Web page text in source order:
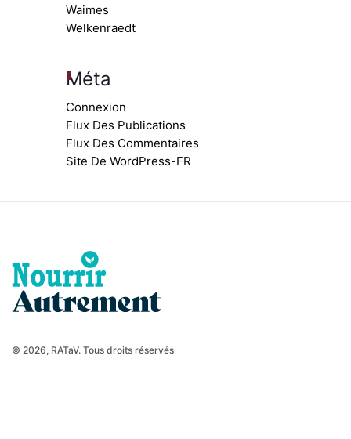
Waimes
Welkenraedt
Méta
Connexion
Flux Des Publications
Flux Des Commentaires
Site De WordPress-FR
© 2026, RATaV. Tous droits réservés